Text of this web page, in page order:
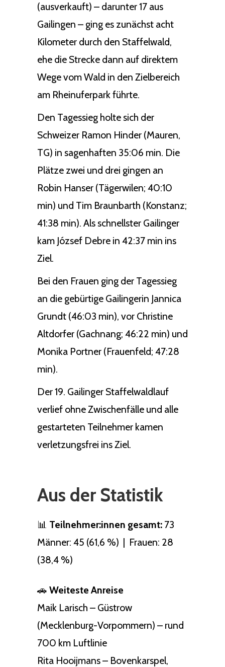
(ausverkauft) – darunter 17 aus
Gailingen – ging es zunächst acht
Kilometer durch den Staffelwald,
ehe die Strecke dann auf direktem
Wege vom Wald in den Zielbereich
am Rheinuferpark führte.
Den Tagessieg holte sich der
Schweizer Ramon Hinder (Mauren,
TG) in sagenhaften 35:06 min. Die
Plätze zwei und drei gingen an
Robin Hanser (Tägerwilen; 40:10
min) und Tim Braunbarth (Konstanz;
41:38 min). Als schnellster Gailinger
kam József Debre in 42:37 min ins
Ziel.
Bei den Frauen ging der Tagessieg
an die gebürtige Gailingerin Jannica
Grundt (46:03 min), vor Christine
Altdorfer (Gachnang; 46:22 min) und
Monika Portner (Frauenfeld; 47:28
min).
Der 19. Gailinger Staffelwaldlauf
verlief ohne Zwischenfälle und alle
gestarteten Teilnehmer kamen
verletzungsfrei ins Ziel.
Aus der Statistik
📊 Teilnehmer:innen gesamt: 73
Männer: 45 (61,6 %) | Frauen: 28
(38,4 %)
🚗 Weiteste Anreise
Maik Larisch – Güstrow
(Mecklenburg-Vorpommern) – rund
700 km Luftlinie
Rita Hooijmans – Bovenkarspel,